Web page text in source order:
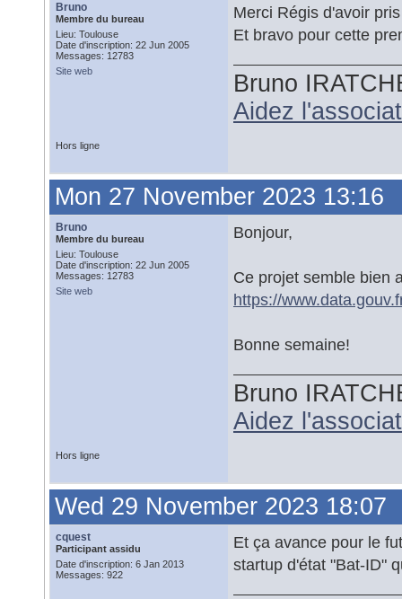
Bruno
Membre du bureau
Lieu: Toulouse
Date d'inscription: 22 Jun 2005
Messages: 12783
Site web
Merci Régis d'avoir
Et bravo pour cette
Bruno
Aidez
Hors ligne
Mon 27 November 2023 13:16
Bruno
Membre du bureau
Lieu: Toulouse
Date d'inscription: 22 Jun 2005
Messages: 12783
Site web
Bonjour,
Ce projet semble bien
https://
Bonne semaine!
Bruno
Aidez
Hors ligne
Wed 29 November 2023 18:07
cquest
Participant assidu
Date d'inscription: 6 Jan 2013
Messages: 922
Et ça avance pour le
startup d'état "Bat-ID"